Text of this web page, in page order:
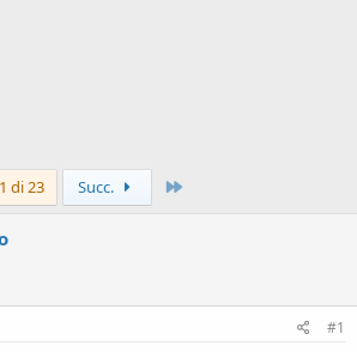
1 di 23 Succ.
#1